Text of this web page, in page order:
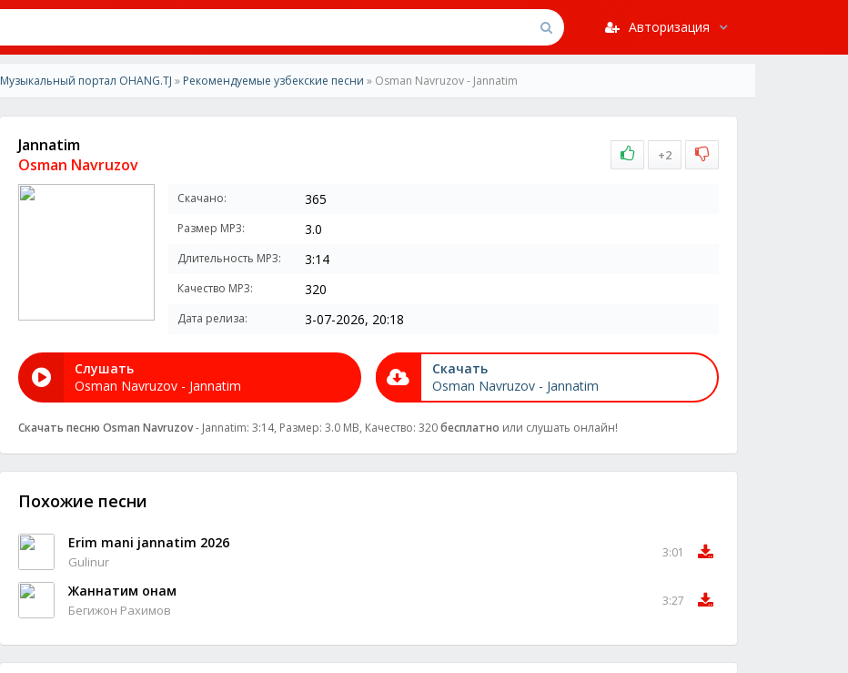
Авторизация
Музыкальный портал OHANG.TJ » Рекомендуемые узбекские песни » Osman Navruzov - Jannatim
Jannatim
Osman Navruzov
+2
Скачано: 365
Размер MP3: 3.0
Длительность MP3: 3:14
Качество MP3: 320
Дата релиза: 3-07-2026, 20:18
Слушать
Osman Navruzov - Jannatim
Скачать
Osman Navruzov - Jannatim
Скачать песню Osman Navruzov- Jannatim: 3:14, Размер: 3.0 MB, Качество: 320бесплатно или слушать онлайн!
Похожие песни
Erim mani jannatim 2026
Gulinur
3:01
Жаннатим онам
Бегижон Рахимов
3:27